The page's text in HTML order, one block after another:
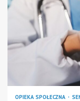
OPIEKA SPOŁECZNA